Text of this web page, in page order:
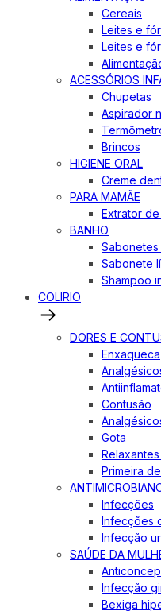
Cereais
Leites e
Leites e
ACESSÓRIOS
Chupetas
Aspirador
Brincos
HIGIENE ORAL
Creme
PARA MAMÃE
Extrator
BANHO
Sabonetes
Sabonete
Shampoo
COLIRIO
DORES E
Enxaqueca
Contusão
Gota
Primeira
Infecções
Infecções
Infecção
SAÚDE DA
Infecção
Bexiga